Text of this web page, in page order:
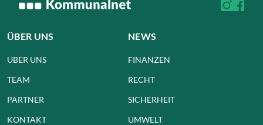
ÜBER UNS
ÜBER UNS
TEAM
PARTNER
KONTAKT
NEWS
FINANZEN
RECHT
SICHERHEIT
UMWELT